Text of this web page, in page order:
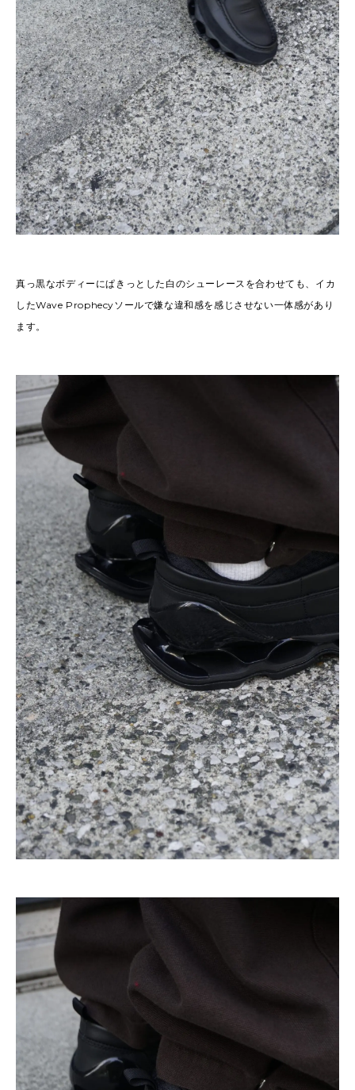
真っ黒なボディーにぱきっとした白のシューレースを合わせても、イカ
したWave Prophecyソールで嫌な違和感を感じさせない一体感があり
ます。